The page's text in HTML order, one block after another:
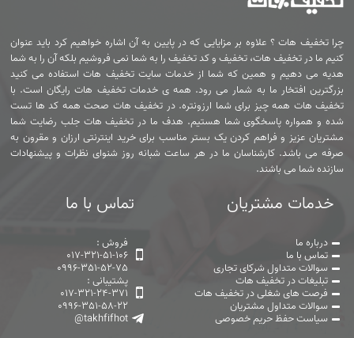
چرا تخفیف هات ؟ علاوه بر مزایایی که در پایین به آن اشاره خواهیم کرد باید عنوان
کنیم ما در تخفیف هات، تخفیف و کد تخفیف را به شما نمی فروشیم بلکه آن را به شما
هدیه می دهیم و همین که شما از خدمات سایت تخفیف هات استفاده می کنید
بزرگترین افتخار ما به شمار می رود. همه ی خدمات تخفیف هات رایگان است. با
تخفیف هات همه چیز برای شما ارزونتره. در تخفیف هات صحت همه کد ها تست
شده و همواره پاسخگوی شما هستیم. هدف ما در تخفیف هات جلب رضایت شما
مشتریان عزیز و فراهم کردن یک بستر مناسب برای خرید اینترنتی ارزان و مقرون به
صرفه می باشد. کارشناسان ما در هر ساعت شبانه روز شنوای نظرات و پیشنهادات
سازنده شما می باشند.
خدمات مشتریان
درباره ما
تماس با ما
سوالات متداول شرکای تجاری
تبلیغات در تخفیف هات
فرصت های شغلی در تخفیف هات
سوالات متداول مشتریان
سیاست حفظ حریم خصوصی
تماس با ما
فروش :
017-321-51-106
0996-351-52-75
پشتیبانی :
017-321-24-371
0996-351-58-22
@takhfifhot